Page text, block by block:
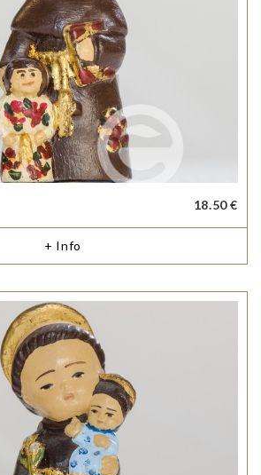
18.50 €
+ Info